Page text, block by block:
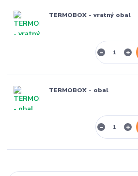
TERMOBOX - vratný obal
TERMOBOX - obal